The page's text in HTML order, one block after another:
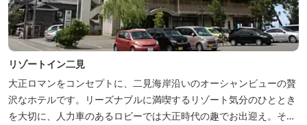
リゾートイン二見
大正ロマンをコンセプトに、二見海岸沿いのオーシャンビューの贅
沢なホテルです。リーズナブルに満喫するリゾート気分のひととき
を大切に、人力車のあるロビーでは大正時代の趣でお出迎え。そし